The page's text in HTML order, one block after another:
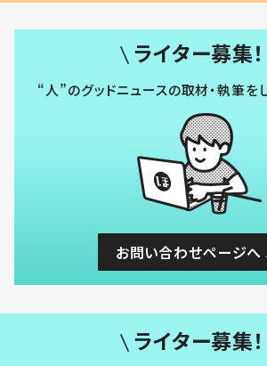
ライター募集！
“人”のグッドニュースの取材・執筆を
お問い合わせページへ
ライター募集！